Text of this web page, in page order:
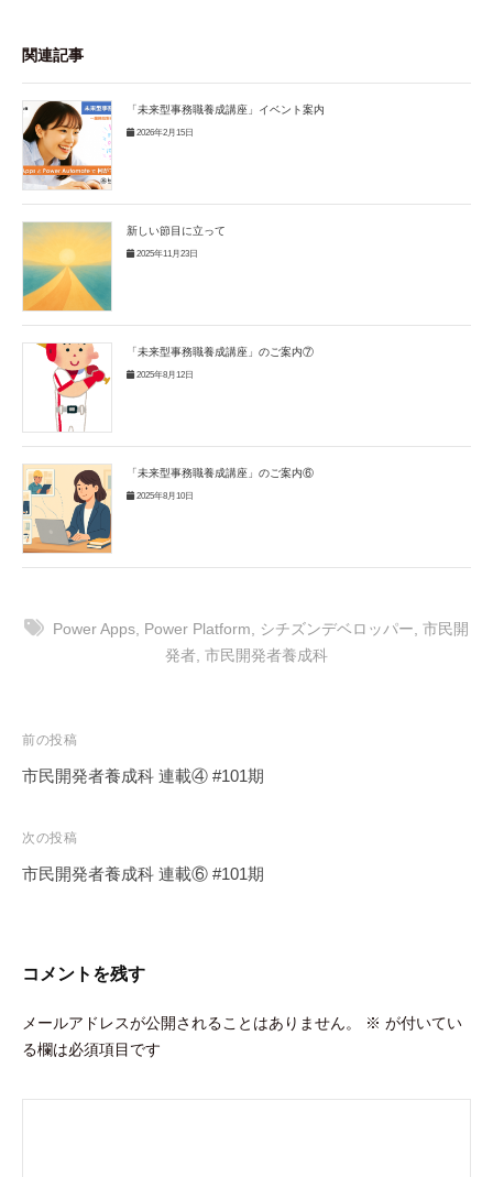
関連記事
「未来型事務職養成講座」イベント案内
2026年2月15日
新しい節目に立って
2025年11月23日
「未来型事務職養成講座」のご案内⑦
2025年8月12日
「未来型事務職養成講座」のご案内⑥
2025年8月10日
Power Apps Power Platform シチズンデベロッパー 市民開
発者 市民開発者養成科
投
稿
ビ
ゲ
前の投稿
市民開発者養成科 連載④ #101期
次の投稿
市民開発者養成科 連載⑥ #101期
コメントを残す
メールアドレスが公開されることはありません。 ※ が付いてい
る欄は必須項目です